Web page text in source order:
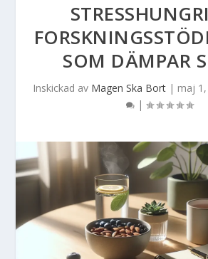
SOM DÄMPAR
Inskickad av Magen Ska Bort | maj
|